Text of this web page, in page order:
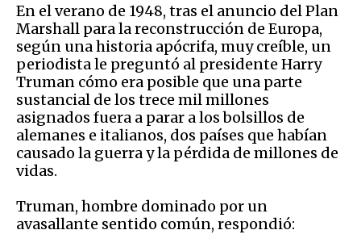
En el verano de 1948, tras el anuncio del Plan
Marshall para la reconstrucción de Europa,
según una historia apócrifa, muy creíble, un
periodista le preguntó al presidente Harry
Truman cómo era posible que una parte
sustancial de los trece mil millones
asignados fuera a parar a los bolsillos de
alemanes e italianos, dos países que habían
causado la guerra y la pérdida de millones de
vidas.
Truman, hombre dominado por un
avasallante sentido común, respondió: